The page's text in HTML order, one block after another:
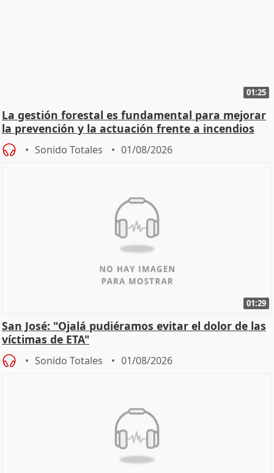
01:25
La gestión forestal es fundamental para mejorar
la prevención y la actuación frente a incendios
Sonido Totales 01/08/2026
01:29
San José: "Ojalá pudiéramos evitar el dolor de las
víctimas de ETA"
Sonido Totales 01/08/2026